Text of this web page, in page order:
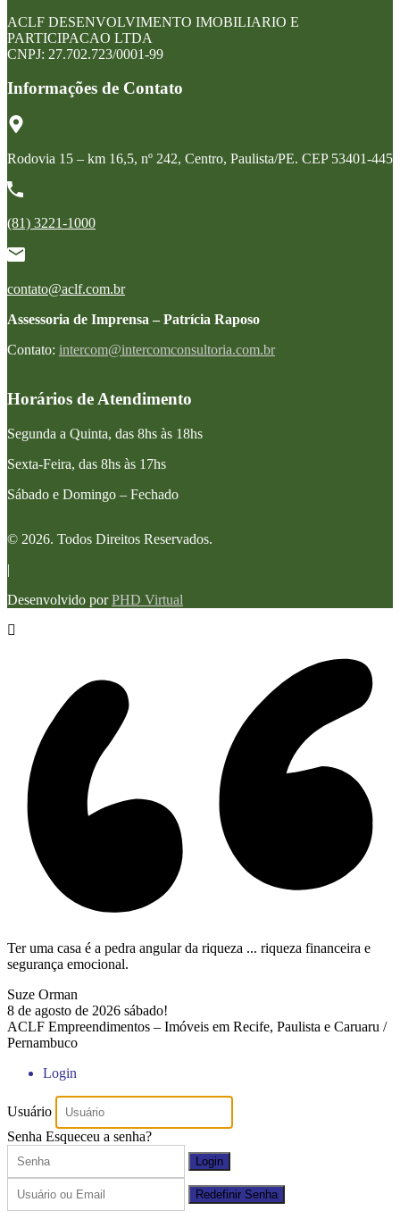
ACLF DESENVOLVIMENTO IMOBILIARIO E
PARTICIPACAO LTDA
CNPJ: 27.702.723/0001-99
Informações de Contato
Rodovia 15 – km 16,5, nº 242, Centro, Paulista/PE. CEP 53401-445
(81) 3221-1000
contato@aclf.com.br
Assessoria de Imprensa – Patrícia Raposo
Contato: intercom@intercomconsultoria.com.br
Horários de Atendimento
Segunda a Quinta, das 8hs às 18hs
Sexta-Feira, das 8hs às 17hs
Sábado e Domingo – Fechado
© 2026. Todos Direitos Reservados.
|
Desenvolvido porPHD Virtual
Ter uma casa é a pedra angular da riqueza ... riqueza financeira e
segurança emocional.
Suze Orman
8 de agosto de 2026 sábado!
ACLF Empreendimentos – Imóveis em Recife, Paulista e Caruaru /
Pernambuco
Login
Usuário
Senha Esqueceu a senha?
Login
Redefinir Senha